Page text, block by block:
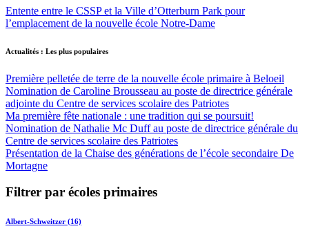
Entente entre le CSSP et la Ville d’Otterburn Park pour
l’emplacement de la nouvelle école Notre-Dame
Actualités : Les plus populaires
Première pelletée de terre de la nouvelle école primaire à Beloeil
Nomination de Caroline Brousseau au poste de directrice générale
adjointe du Centre de services scolaire des Patriotes
Ma première fête nationale : une tradition qui se poursuit!
Nomination de Nathalie Mc Duff au poste de directrice générale du
Centre de services scolaire des Patriotes
Présentation de la Chaise des générations de l’école secondaire De
Mortagne
Filtrer par écoles primaires
Albert-Schweitzer (16)